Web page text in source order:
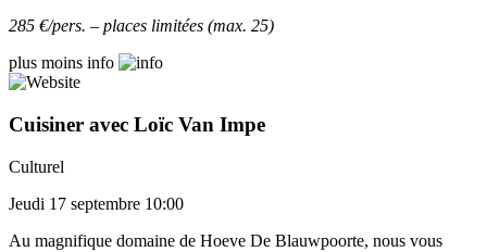
285 €/pers. – places limitées (max. 25)
plus moins info
Cuisiner avec Loïc Van Impe
Culturel
Jeudi 17 septembre 10:00
Au magnifique domaine de Hoeve De Blauwpoorte, nous vous